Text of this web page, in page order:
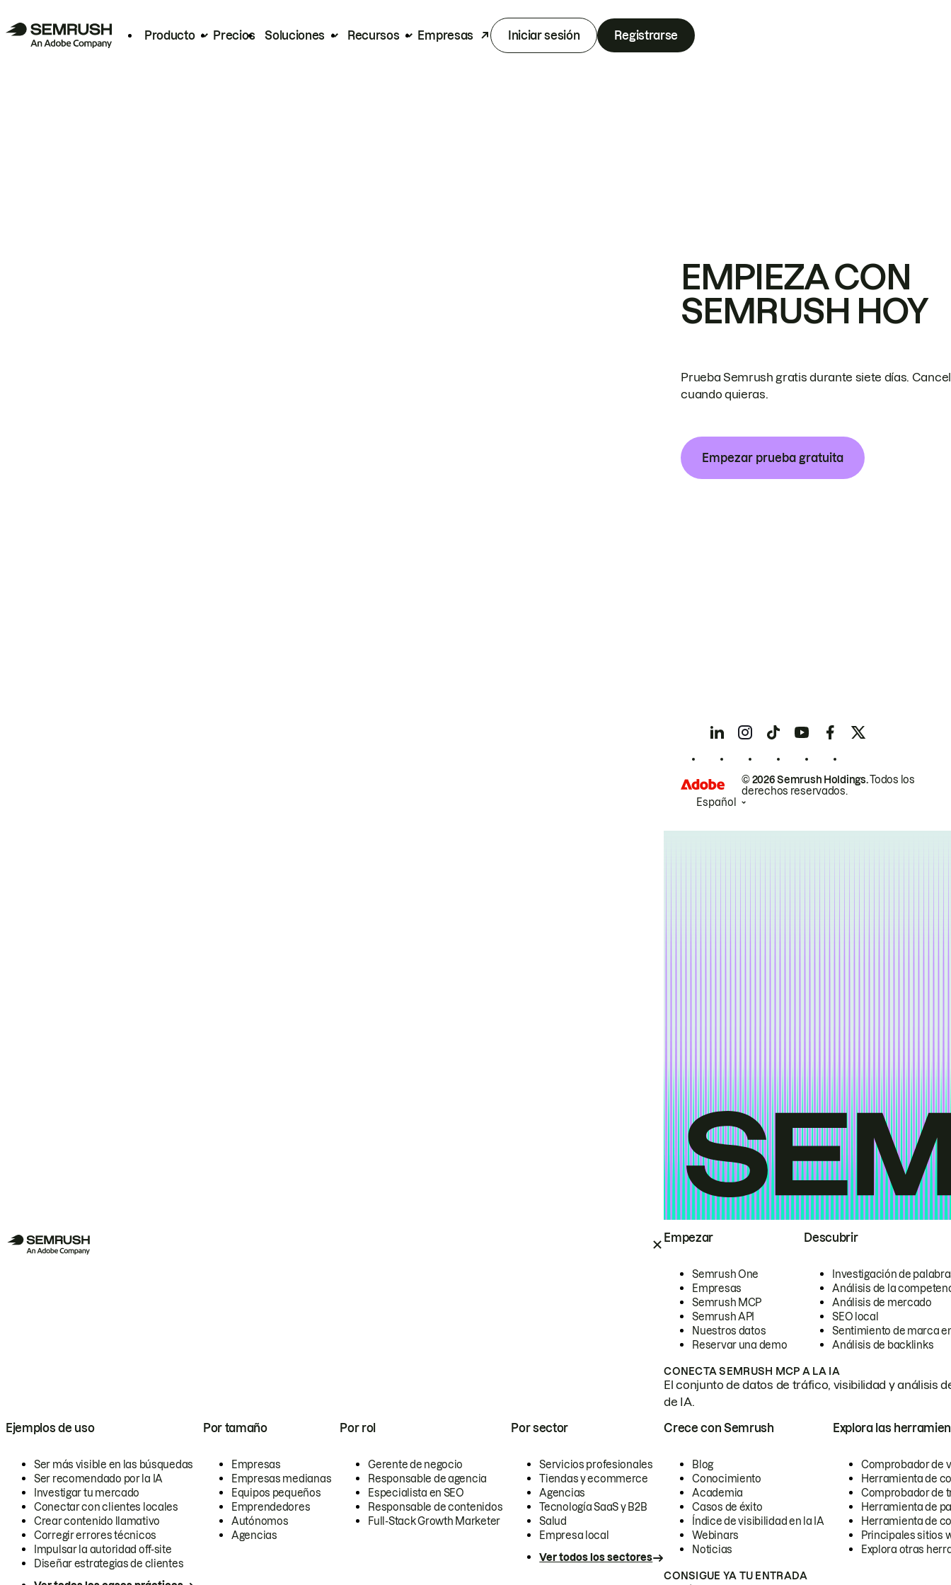
Producto Precios Soluciones Recursos Empresas Iniciar sesión Registrarse
Empezar
Semrush One
Empresas
Semrush MCP
Semrush API
Nuestros datos
Reservar una demo
Descubrir
Investigación de
Análisis de la
Análisis de mercado
SEO local
Sentimiento de marca
Análisis de backlinks
CONECTA SEMRUSH MCP A LA IA
El conjunto de datos de tráfico, visibilidad y análisis
de IA.
Ejemplos de uso
Ser más visible en las búsquedas
Ser recomendado por la IA
Investigar tu mercado
Conectar con clientes locales
Crear contenido llamativo
Corregir errores técnicos
Impulsar la autoridad off-site
Diseñar estrategias de clientes
Por tamaño
Empresas
Empresas medianas
Equipos pequeños
Emprendedores
Autónomos
Agencias
Por rol
Gerente de negocio
Responsable de agencia
Especialista en SEO
Responsable de contenidos
Full-Stack Growth Marketer
Por sector
Servicios profesionales
Tiendas y ecommerce
Agencias
Tecnología SaaS y B2B
Salud
Empresa local
Ver todos los sectores
Crece con Semrush
Blog
Conocimiento
Academia
Casos de éxito
Índice de visibilidad en la IA
Webinars
Noticias
Explora las
Comprobador de
Herramienta de
Comprobador de
Herramienta de
Herramienta de
Principales sitios
Explora otras
CONSIGUE YA TU ENTRADA
EMPIEZA CON
SEMRUSH HOY
Prueba Semrush gratis durante siete días.
cuando quieras.
Empezar prueba gratuita
© 2026 Semrush Holdings.Todos los
derechos reservados.
Español